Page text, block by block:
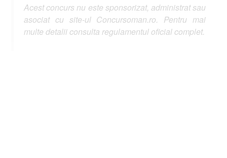
Acest concurs nu este sponsorizat, administrat sau
asociat cu site-ul Concursoman.ro. Pentru mai
multe detalii consulta regulamentul oficial complet.